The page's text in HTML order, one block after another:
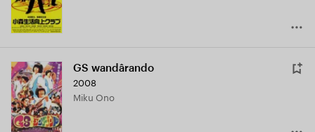
GS wandârando
2008
Miku Ono